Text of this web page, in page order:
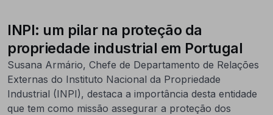
INPI: um pilar na proteção da
propriedade industrial em Portugal
Susana Armário, Chefe de Departamento de Relações
Externas do Instituto Nacional da Propriedade
Industrial (INPI), destaca a importância desta entidade
que tem como missão assegurar a proteção dos